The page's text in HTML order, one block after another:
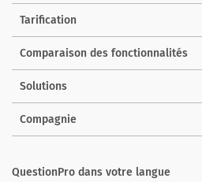
Tarification
Comparaison des fonctionnalités
Solutions
Compagnie
QuestionPro dans votre langue